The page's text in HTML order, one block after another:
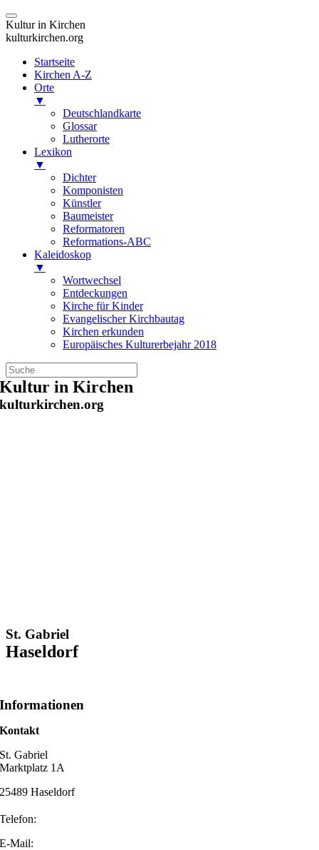
Kultur in Kirchen
kulturkirchen.org
Startseite
Kirchen A-Z
Orte
▼
Deutschlandkarte
Glossar
Lutherorte
Lexikon
▼
Dichter
Komponisten
Künstler
Baumeister
Reformatoren
Reformations-ABC
Kaleidoskop
▼
Wortwechsel
Entdeckungen
Kirche für Kinder
Evangelischer Kirchbautag
Kirchen erkunden
Europäisches Kulturerbejahr 2018
Zum
Inhalt
springen
Kultur in Kirchen
kulturkirchen.org
St. Gabriel
Haseldorf
Informationen
Kontakt
St. Gabriel
Marktplatz 1A
25489 Haseldorf
Telefon:
E-Mail: